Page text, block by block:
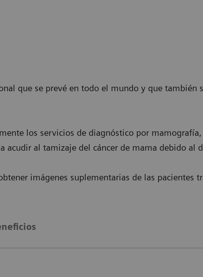
que se prevé en todo el mundo y que también
los servicios de diagnóstico por
acudir al tamizaje del cáncer de mama debido al
imágenes suplementarias de las pacientes